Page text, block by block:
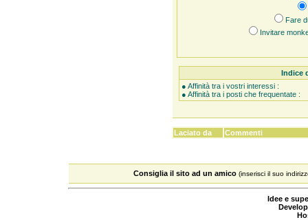
Fare
Invitare
Indice
● Affinità tra i vostri interessi :
● Affinità tra i posti che frequentate :
Laciato da Commenti
Consiglia il sito ad un amico (inserisci il suo
Idee e